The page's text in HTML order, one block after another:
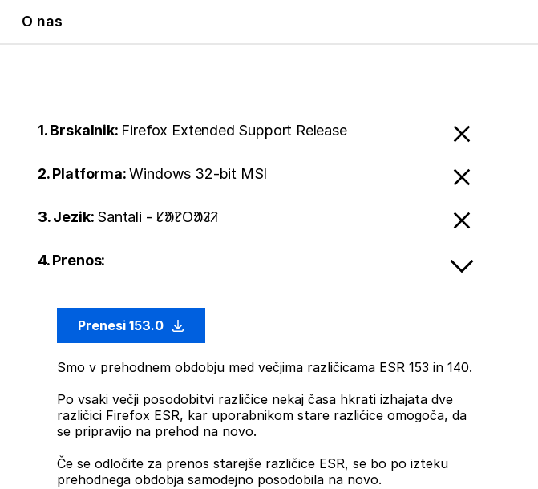
O nas
1. Brskalnik: Firefox Extended Support Release
2. Platforma:Windows 32-bit MSI
3. Jezik: Santali - ᱥᱟᱱᱛᱟᱲᱤ
4. Prenos:
Prenesi 153.0
Smo v prehodnem obdobju med večjima različicama ESR 153 in 140.
Po vsaki večji posodobitvi različice nekaj časa hkrati izhajata dve
različici Firefox ESR, kar uporabnikom stare različice omogoča, da
se pripravijo na prehod na novo.
Če se odločite za prenos starejše različice ESR, se bo po izteku
prehodnega obdobja samodejno posodobila na novo.